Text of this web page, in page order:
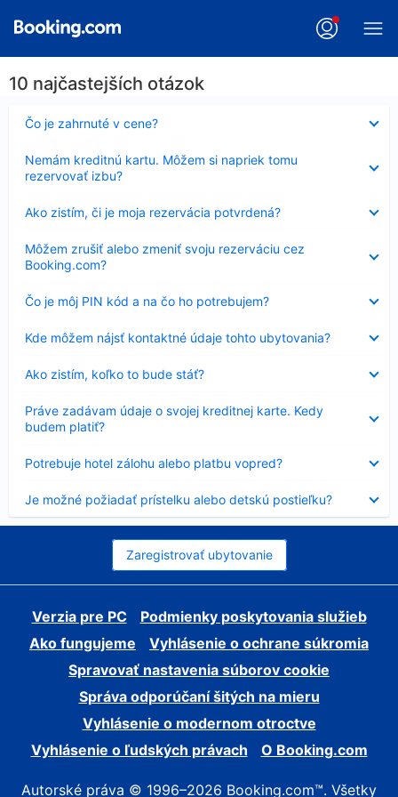
10 najčastejších otázok
Čo je zahrnuté v cene?
Nezobrazuje
sa
Nemám kreditnú kartu. Môžem si napriek tomu
rezervovať izbu?
sa
Ako zistím, či je moja rezervácia potvrdená?
sa
Môžem zrušiť alebo zmeniť svoju rezerváciu cez
Booking.com?
sa
Čo je môj PIN kód a na čo ho potrebujem?
Nezobrazuje
sa
Kde môžem nájsť kontaktné údaje tohto ubytovania?
sa
Ako zistím, koľko to bude stáť?
sa
Práve zadávam údaje o svojej kreditnej karte. Kedy
budem platiť?
sa
Potrebuje hotel zálohu alebo platbu vopred?
sa
Je možné požiadať prístelku alebo detskú postieľku?
sa
Zaregistrovať ubytovanie
Verzia pre PC
Podmienky poskytovania služieb
Ako fungujeme
Vyhlásenie o ochrane súkromia
Spravovať nastavenia súborov cookie
Správa odporúčaní šitých na mieru
Vyhlásenie o modernom otroctve
Vyhlásenie o ľudských právach
O Booking.com
Autorské práva © 1996–2026 Booking.com™. Všetky